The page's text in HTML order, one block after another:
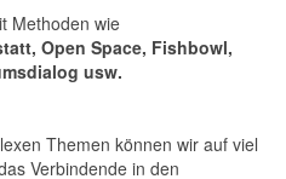
Methoden wie
Open Space, Fishbowl,
usw.
Themen können wir auf viel
Verbindende in den